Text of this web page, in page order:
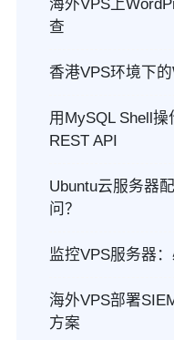
海外VPS上
查
香港VPS环境下
用MySQL Shell
REST API
Ubuntu云服务器
问？
监控VPS服务器
海外VPS部署
方案